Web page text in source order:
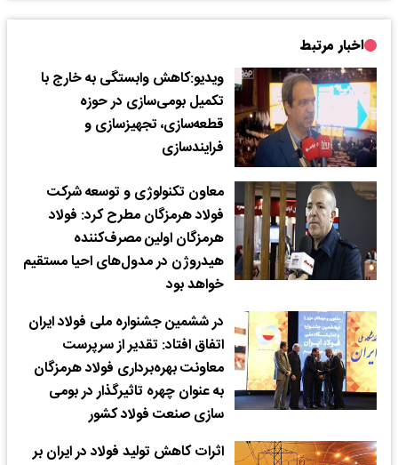
اخبار مرتبط
ویدیو:کاهش وابستگی به خارج با
تکمیل بومی‌سازی در حوزه
قطعه‌سازی، تجهیزسازی و
فرایندسازی
معاون تکنولوژی و توسعه شرکت
فولاد هرمزگان مطرح کرد: فولاد
هرمزگان اولین مصرف‌کننده
هیدروژن در مدول‌های احیا مستقیم
خواهد بود
در ششمین جشنواره ملی فولاد ایران
اتفاق افتاد: تقدیر از سرپرست
معاونت بهره‌برداری فولاد هرمزگان
به عنوان چهره تاثیرگذار در بومی
سازی صنعت فولاد کشور
اثرات کاهش تولید فولاد در ایران بر